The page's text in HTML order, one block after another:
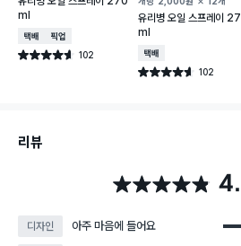
ml
택배배송매장픽업
별점 4.6점 102
건 작성
유리병 오일 스프레이
ml
택배배송
별점 4.6점 102
건 작성
리뷰
별점 4.8점
디자인 아주 마음에 들어요